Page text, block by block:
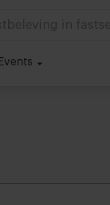
in
Events